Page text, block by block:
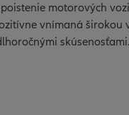
motorových
vnímaná
skúsenosťami.